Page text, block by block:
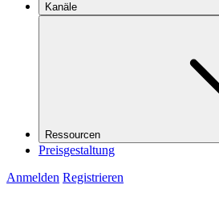
Kanäle
Ressourcen
Preisgestaltung
Anmelden Registrieren